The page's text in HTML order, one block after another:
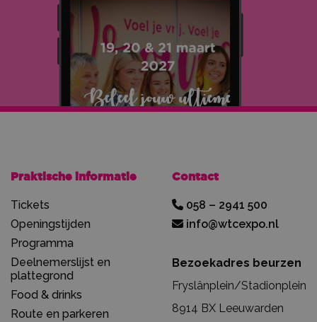
Praktische informatie
Tickets
Openingstijden
Programma
Deelnemerslijst en
plattegrond
Food & drinks
Route en parkeren
Contact
058 – 2941 500
info@wtcexpo.nl
Bezoekadres beurzen
Fryslânplein/Stadionplein
8914 BX Leeuwarden